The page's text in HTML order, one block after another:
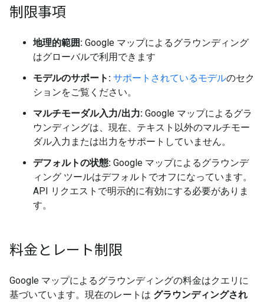
制限事項
地理的範囲: Google マップによるグラウンディング
はグローバルで利用できます
モデルのサポート: サポートされているモデルのセク
ションをご覧ください。
マルチモーダル入力/出力: Google マップによるグラ
ウンディングは、現在、テキスト以外のマルチモー
ダル入力または出力をサポートしていません。
デフォルトの状態: Google マップによるグラウンデ
ィング ツールはデフォルトでオフになっています。
API リクエストで明示的に有効にする必要がありま
す。
料金とレート制限
Google マップによるグラウンディングの料金はクエリに
基づいています。現在のレートは グラウンディングされ